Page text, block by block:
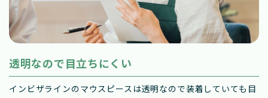
透明なので目立ちにくい
インビザラインのマウスピースは透明なので装着していても目